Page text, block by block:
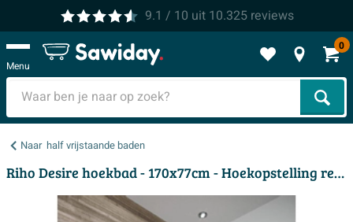
9.1 / 10 uit 10.325reviews
Menu
0
Naar half vrijstaande baden
Riho Desire hoekbad - 170x77cm - Hoekopstelling rechts - met LED-plint - met chromen badvuller - acryl wit hoogglans